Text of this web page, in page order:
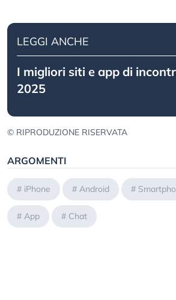
LEGGI ANCHE
I migliori siti e app di
2025
© RIPRODUZIONE RISERVATA
ARGOMENTI
# iPhone # Android #
# App # Chat